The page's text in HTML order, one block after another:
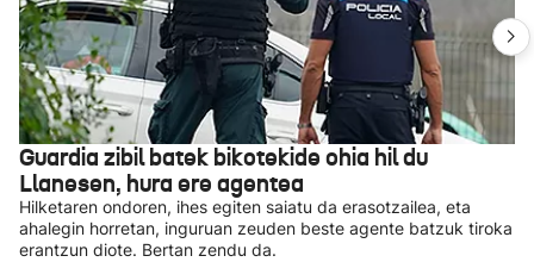
Guardia zibil batek bikotekide ohia hil du
Llanesen, hura ere agentea
Hilketaren ondoren, ihes egiten saiatu da erasotzailea, eta
ahalegin horretan, inguruan zeuden beste agente batzuk tiroka
erantzun diote. Bertan zendu da.